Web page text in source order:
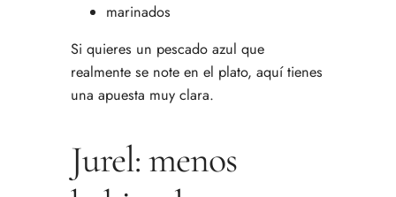
marinados
Si quieres un pescado azul que
realmente se note en el plato, aquí tienes
una apuesta muy clara.
Jurel: menos